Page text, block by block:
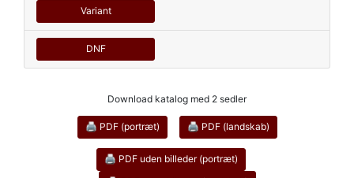
Variant
DNF
Download katalog med 2 sedler
🖨 PDF (portræt) 🖨 PDF (landskab)
🖨 PDF uden billeder (portræt)